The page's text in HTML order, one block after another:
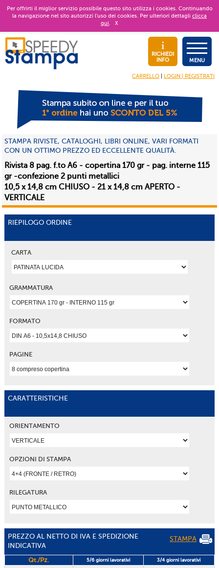
Per offrirti il miglior servizio possibile questo sito utilizza i cookies. Continuando
la navigazione nel sito autorizzi l’uso dei cookies. Per ulteriori dettagli clicca
qui. X
RICHIEDI
INFO
MENU
CARRELLO LOGIN | REGISTRATI
STAMPA RIVISTE, CATALOGHI, LIBRI ONLINE, VARI FORMATI
CON UN OTTIMO PREZZO ED ECCELLENTE QUALITÀ.
Rivista 8 pag. f.to A6 - copertina 170 gr - pag. interne 115
gr -confezione 2 punti metallici
10,5 x 14,8 cm CHIUSO - 21 x 14,8 cm APERTO -
VERTICALE
RIEPILOGO ORDINE
CARTA
GRAMMATURA
FORMATO
PAGINE
CARATTERISTICHE
ORIENTAMENTO
OPZIONI DI STAMPA
RILEGATURA
PREZZO AL NETTO DI IVA E SPEDIZIONE
INDICATIVA
STAMPA
Qt./Pz. 5/6 giorni lavorativi 3/4 giorni lavorativi